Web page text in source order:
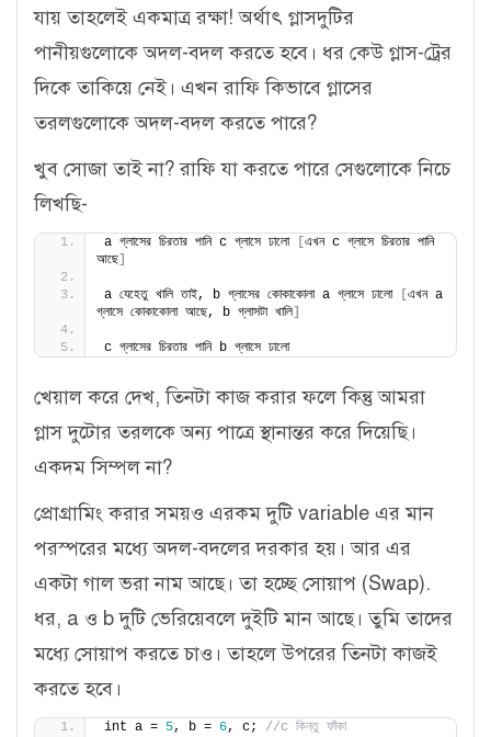
যায় তাহলেই একমাত্র রক্ষা! অর্থাৎ গ্লাসদুটির
পানীয়গুলোকে অদল-বদল করতে হবে। ধর কেউ গ্লাস-ট্রের
দিকে তাকিয়ে নেই। এখন রাফি কিভাবে গ্লাসের
তরলগুলোকে অদল-বদল করতে পারে?
খুব সোজা তাই না? রাফি যা করতে পারে সেগুলোকে নিচে
লিখছি-
a গ্লাসের চিরতার পানি c গ্লাসে ঢালো
এখন c গ্লাসে চিরতার পানি
আছে
a যেহেতু খালি তাই, b গ্লাসের কোকাকোলা a গ্লাসে ঢালো
এখন a
গ্লাসে কোকাকোলা আছে, b গ্লাসটা খালি
c গ্লাসের চিরতার পানি b গ্লাসে ঢালো
খেয়াল করে দেখ, তিনটা কাজ করার ফলে কিন্তু আমরা
গ্লাস দুটোর তরলকে অন্য পাত্রে স্থানান্তর করে দিয়েছি।
একদম সিম্পল না?
প্রোগ্রামিং করার সময়ও এরকম দুটি variable এর মান
পরস্পরের মধ্যে অদল-বদলের দরকার হয়। আর এর
একটা গাল ভরা নাম আছে। তা হচ্ছে সোয়াপ (Swap).
ধর, a ও b দুটি ভেরিয়েবলে দুইটি মান আছে। তুমি তাদের
মধ্যে সোয়াপ করতে চাও। তাহলে উপরের তিনটা কাজই
করতে হবে।
int a = 5, b = 6, c; //c কিন্তু ফাঁকা